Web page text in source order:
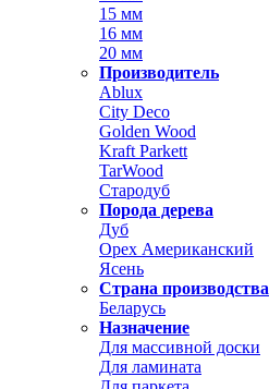
15 мм
16 мм
20 мм
Производитель
Ablux
City Deco
Golden Wood
Kraft Parkett
TarWood
Стародуб
Порода дерева
Дуб
Орех Американский
Ясень
Страна производства
Беларусь
Назначение
Для массивной доски
Для ламината